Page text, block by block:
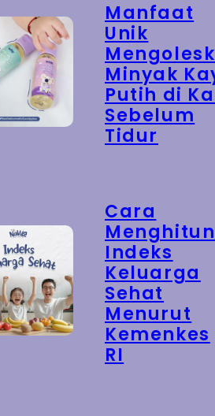
Manfaat
Unik
Minyak
Putih di
Sebelum
Tidur
Cara
Indeks
Keluarga
Sehat
Menurut
Kemenkes
RI